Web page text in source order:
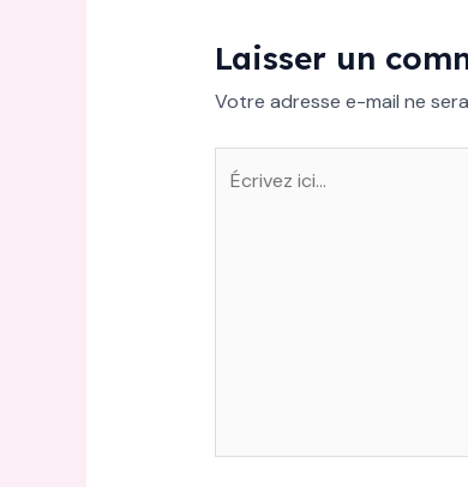
Laisser un
Votre adresse e-mail ne
Écrivez